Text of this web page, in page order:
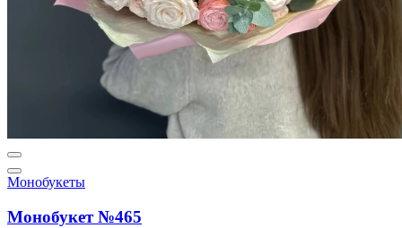
Монобукеты
Монобукет №465